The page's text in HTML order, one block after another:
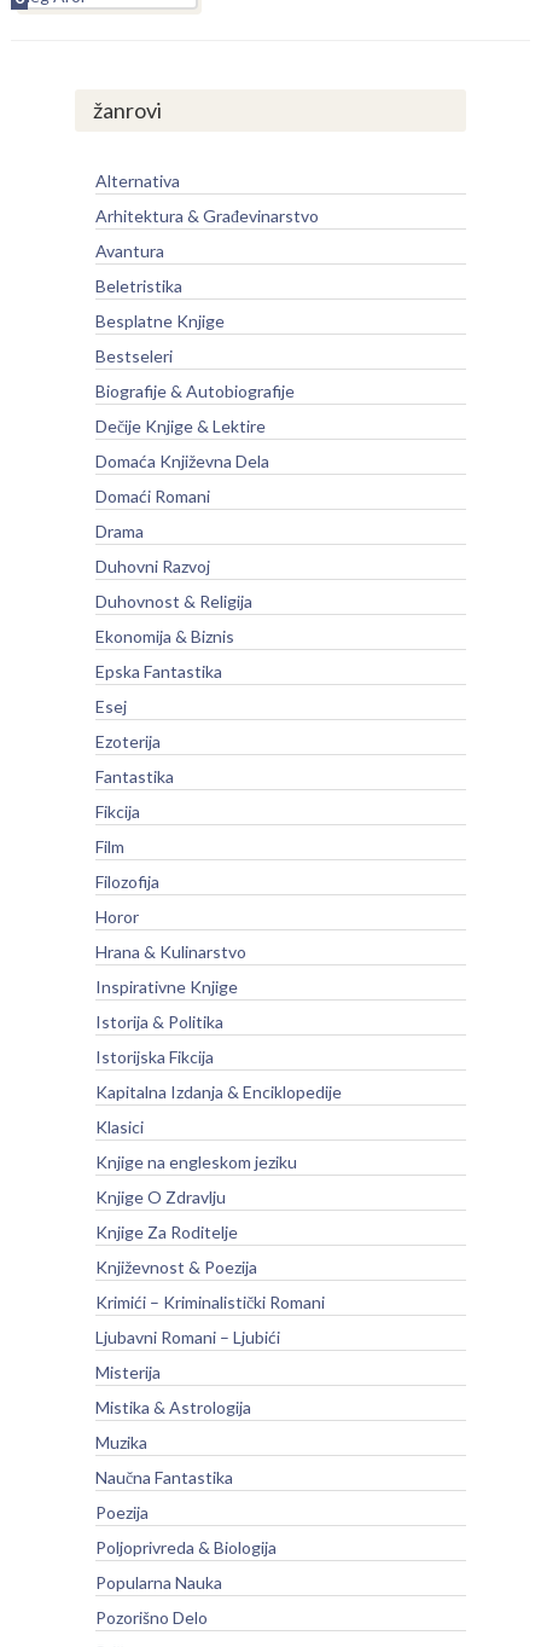
žanrovi
Alternativa
Arhitektura & Građevinarstvo
Avantura
Beletristika
Besplatne Knjige
Bestseleri
Biografije & Autobiografije
Dečije Knjige & Lektire
Domaća Književna Dela
Domaći Romani
Drama
Duhovni Razvoj
Duhovnost & Religija
Ekonomija & Biznis
Epska Fantastika
Esej
Ezoterija
Fantastika
Fikcija
Film
Filozofija
Horor
Hrana & Kulinarstvo
Inspirativne Knjige
Istorija & Politika
Istorijska Fikcija
Kapitalna Izdanja & Enciklopedije
Klasici
Knjige na engleskom jeziku
Knjige O Zdravlju
Knjige Za Roditelje
Književnost & Poezija
Krimići – Kriminalistički Romani
Ljubavni Romani – Ljubići
Misterija
Mistika & Astrologija
Muzika
Naučna Fantastika
Poezija
Poljoprivreda & Biologija
Popularna Nauka
Pozorišno Delo